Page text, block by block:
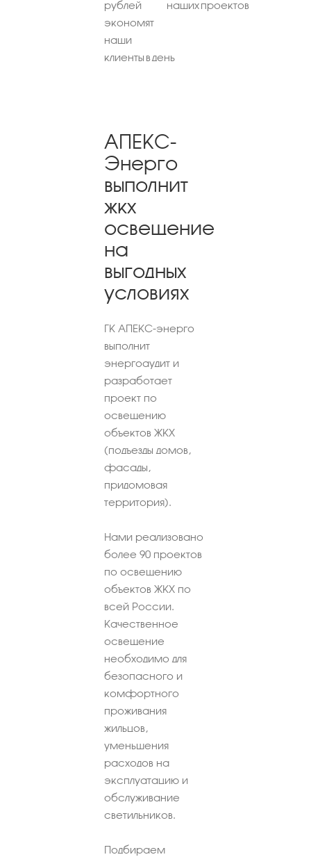
рублей
экономят
наши
клиенты в день
наших проектов
АПЕКС-
Энерго
выполнит
жкх
освещение
на
выгодных
условиях
ГК АПЕКС-энерго
выполнит
энергоаудит и
разработает
проект по
освещению
объектов ЖКХ
(подъезды домов,
фасады,
придомовая
территория).
Нами реализовано
более 90 проектов
по освещению
объектов ЖКХ по
всей России.
Качественное
освещение
необходимо для
безопасного и
комфортного
проживания
жильцов,
уменьшения
расходов на
эксплуатацию и
обслуживание
светильников.
Подбираем